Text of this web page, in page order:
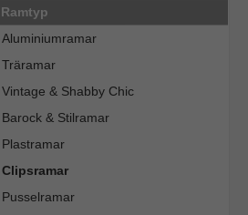
Ramtyp
Aluminiumramar
Träramar
Vintage & Shabby Chic
Barock & Stilramar
Plastramar
Clipsramar
Pusselramar